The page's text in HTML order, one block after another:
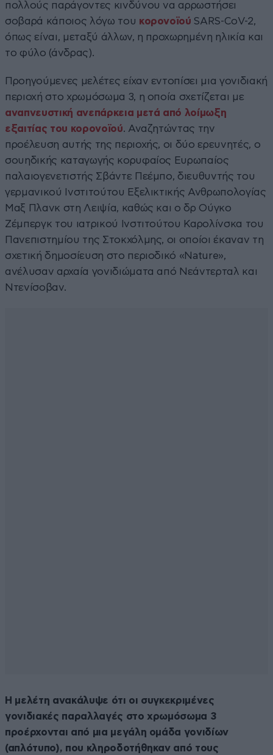
πολλούς παράγοντες κινδύνου να αρρωστήσει
σοβαρά κάποιος λόγω του κορονοϊού SARS-CoV-2,
όπως είναι, μεταξύ άλλων, η προχωρημένη ηλικία και
το φύλο (άνδρας).
Προηγούμενες μελέτες είχαν εντοπίσει μια γονιδιακή
περιοχή στο χρωμόσωμα 3, η οποία σχετίζεται με
αναπνευστική ανεπάρκεια μετά από λοίμωξη
εξαιτίας του κορονοϊού. Αναζητώντας την
προέλευση αυτής της περιοχής, οι δύο ερευνητές, ο
σουηδικής καταγωγής κορυφαίος Ευρωπαίος
παλαιογενετιστής Σβάντε Πεέμπο, διευθυντής του
γερμανικού Ινστιτούτου Εξελικτικής Ανθρωπολογίας
Μαξ Πλανκ στη Λειψία, καθώς και ο δρ Ούγκο
Ζέμπεργκ του ιατρικού Ινστιτούτου Καρολίνσκα του
Πανεπιστημίου της Στοκχόλμης, οι οποίοι έκαναν τη
σχετική δημοσίευση στο περιοδικό «Nature»,
ανέλυσαν αρχαία γονιδιώματα από Νεάντερταλ και
Ντενίσοβαν.
Η μελέτη ανακάλυψε ότι οι συγκεκριμένες
γονιδιακές παραλλαγές στο χρωμόσωμα 3
προέρχονται από μια μεγάλη ομάδα γονιδίων
(απλότυπο), που κληροδοτήθηκαν από τους